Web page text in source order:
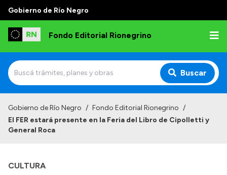
Gobierno de Río Negro
Fondo Editorial Rionegrino
Buscar
Institucional
Autoridades
Gobierno de Río Negro / Fondo Editorial Rionegrino /
El FER estará presente en la Feria del Libro de Cipolletti y
General Roca
CULTURA